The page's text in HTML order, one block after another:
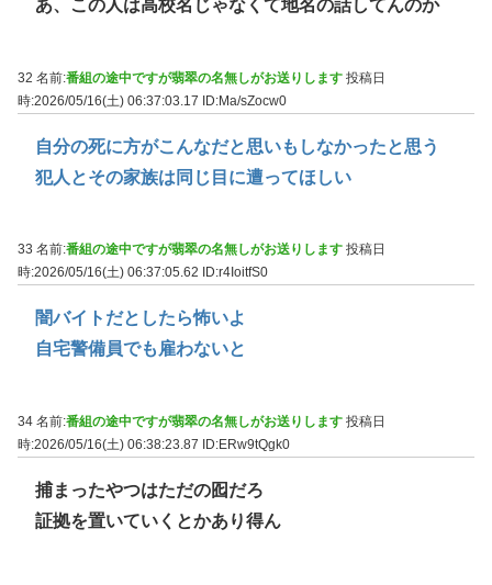
あ、この人は高校名じゃなくて地名の話してんのか
32 名前:番組の途中ですが翡翠の名無しがお送りします 投稿日
時:2026/05/16(土) 06:37:03.17 ID:Ma/sZocw0
自分の死に方がこんなだと思いもしなかったと思う
犯人とその家族は同じ目に遭ってほしい
33 名前:番組の途中ですが翡翠の名無しがお送りします 投稿日
時:2026/05/16(土) 06:37:05.62
ID:r4IoitfS0
闇バイトだとしたら怖いよ
自宅警備員でも雇わないと
34 名前:番組の途中ですが翡翠の名無しがお送りします 投稿日
時:2026/05/16(土) 06:38:23.87 ID:ERw9tQgk0
捕まったやつはただの囮だろ
証拠を置いていくとかあり得ん